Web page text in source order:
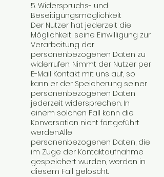
5. Widerspruchs- und
Beseitigungsmöglichkeit
Der Nutzer hat jederzeit die
Möglichkeit, seine Einwilligung zur
Verarbeitung der
personenbezogenen Daten zu
widerrufen. Nimmt der Nutzer per
E-Mail Kontakt mit uns auf, so
kann er der Speicherung seiner
personenbezogenen Daten
jederzeit widersprechen. In
einem solchen Fall kann die
Konversation nicht fortgeführt
werden.Alle
personenbezogenen Daten, die
im Zuge der Kontaktaufnahme
gespeichert wurden, werden in
diesem Fall gelöscht.